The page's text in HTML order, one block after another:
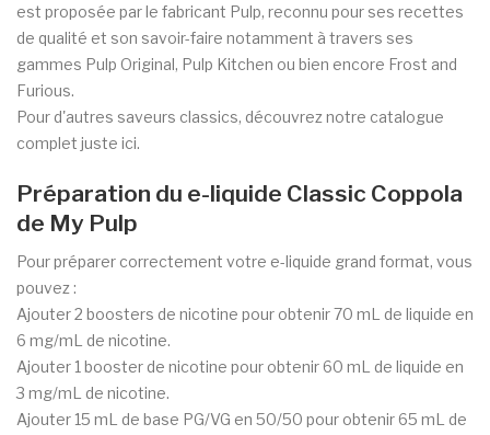
est proposée par le fabricant Pulp, reconnu pour ses recettes
de qualité et son savoir-faire notamment à travers ses
gammes Pulp Original, Pulp Kitchen ou bien encore Frost and
Furious.
Pour d'autres saveurs classics, découvrez notre catalogue
complet juste ici.
Préparation du e-liquide Classic Coppola
de My Pulp
Pour préparer correctement votre e-liquide grand format, vous
pouvez :
Ajouter 2 boosters de nicotine pour obtenir 70 mL de liquide en
6 mg/mL de nicotine.
Ajouter 1 booster de nicotine pour obtenir 60 mL de liquide en
3 mg/mL de nicotine.
Ajouter 15 mL de base PG/VG en 50/50 pour obtenir 65 mL de